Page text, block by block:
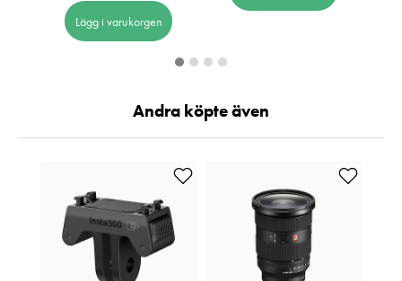
Lägg i varukorgen
Andra köpte även